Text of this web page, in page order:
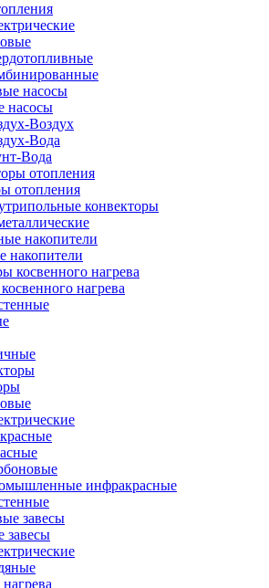
насосы
Воздух
Вода
Вода
отопления
конвекторы
накопители
нагрева
инфракрасные
завесы
нагрева